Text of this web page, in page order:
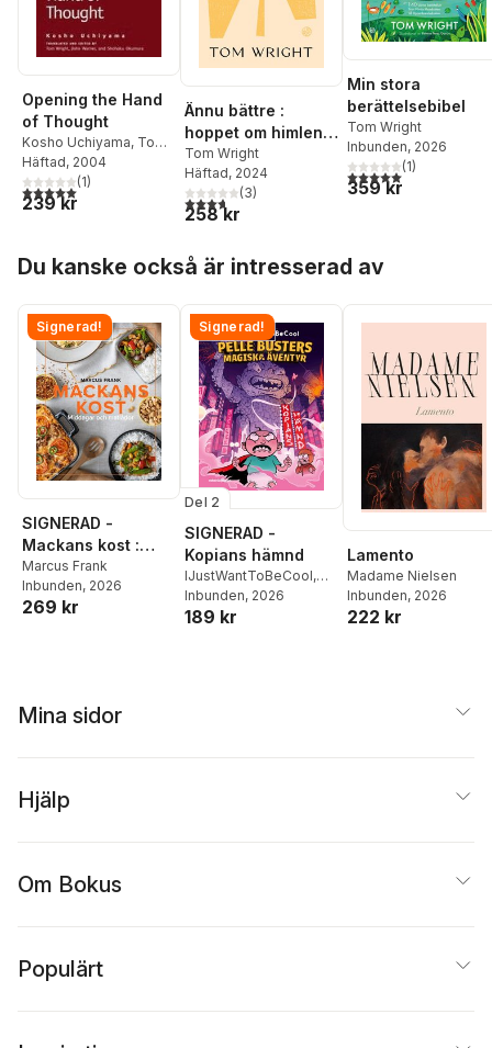
Opening the Hand
of Thought
Kosho Uchiyama, Tom
Wright, Shohaku
Okumura
Häftad, 2004
5,0utav 5 stjärnor. Totalt antal röster:
(1)
239 kr
Ännu bättre :
hoppet om himlen
med nya ögon
Tom Wright
Häftad, 2024
3,7utav 5 stjärnor. Totalt antal röster:
(3)
258 kr
Min stora
berättelsebibel
Tom Wright
Inbunden, 2026
5,0utav 5 stjärnor.
(1)
359 kr
Du kanske också är intresserad av
Signerad!
SIGNERAD -
Mackans kost :
Middagar och
matlådor
Marcus Frank
Inbunden, 2026
269 kr
Signerad!
Del 2
SIGNERAD -
Kopians hämnd
IJustWantToBeCool,
Joel Adolphson
Ejdemo Beer
Inbunden, 2026
189 kr
Lamento
Madame Nielsen
Inbunden, 2026
222 kr
Mina sidor
Hjälp
Om Bokus
Populärt